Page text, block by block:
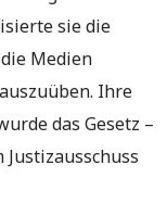
sie die
Medien
Ihre
das Gesetz –